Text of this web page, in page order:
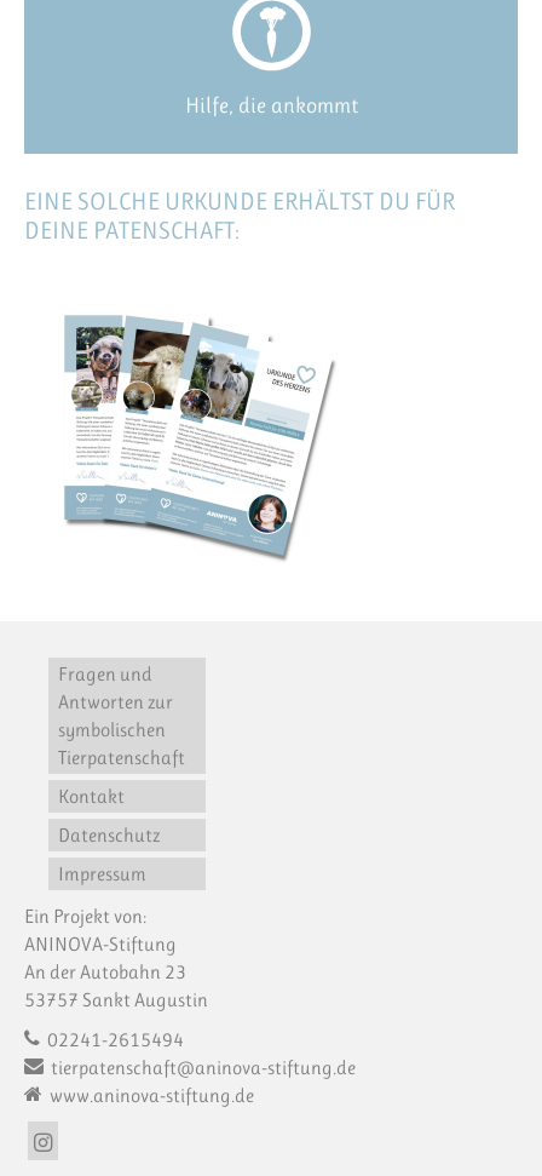
Hilfe, die ankommt
EINE SOLCHE URKUNDE ERHÄLTST DU FÜR
DEINE PATENSCHAFT:
Fragen und
Antworten zur
symbolischen
Tierpatenschaft
Kontakt
Datenschutz
Impressum
Ein Projekt von:
ANINOVA-Stiftung
An der Autobahn 23
53757 Sankt Augustin
02241-2615494
tierpatenschaft@aninova-stiftung.de
www.aninova-stiftung.de